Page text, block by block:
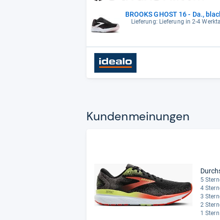
BROOKS GHOST 16 - Da.,
Lieferung: Lieferung in 2-4
Kun­den­mei­nun­gen
5
4
3
2
1 Stern